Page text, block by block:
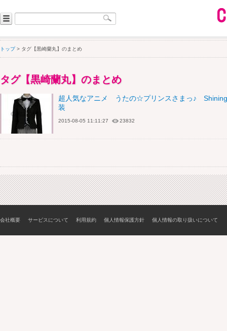
トップ> タグ【黒崎蘭丸】のまとめ
タグ【黒崎蘭丸】のまとめ
超人気なアニメ うたの☆プリンスさまっ♪
装
2015-08-05 11:11:27 23832
会社概要 サービスについて 利用規約 個人情報保護方針 個人情報の取り扱いについて